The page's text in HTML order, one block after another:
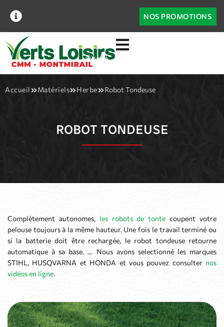
NOS PROMOTIONS
Accueil Matériels Herbe Robot Tondeuse
ROBOT TONDEUSE
Complètement autonomes, les robots de tonte coupent votre
pelouse toujours à la même hauteur. Une fois le travail terminé ou
si la batterie doit être rechargée, le robot tondeuse retourne
automatique à sa base. … Nous avons selectionné les marques
STIHL, HUSQVARNA et HONDA et vous pouvez consulter nos
vidéos en ligne.